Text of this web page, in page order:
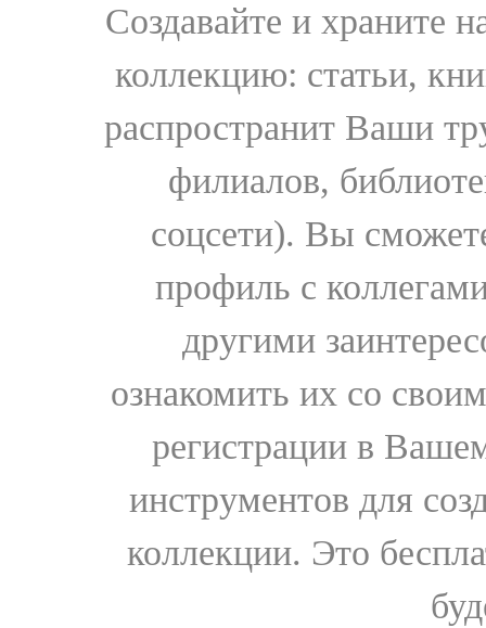
Создавайте и храните
коллекцию: статьи,
распространит Ваши
филиалов,
соцсети). Вы
профиль с
другими
ознакомить их со
регистрации в
инструментов для
коллекции. Это